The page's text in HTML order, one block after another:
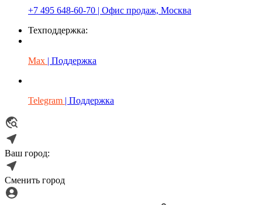
+7 495 648-60-70 | Офис продаж, Москва
Техподдержка:
Max | Поддержка
Telegram | Поддержка
Ваш город:
Сменить город